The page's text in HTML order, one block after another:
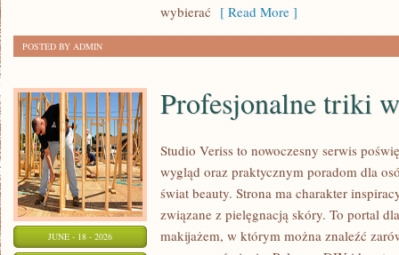
wybierać [ Read More ]
POSTED BY ADMIN
JUNE - 18 - 2026
Profesjonalne triki
Studio Veriss to nowoczesny serwis
wygląd oraz praktycznym poradom dla
świat beauty. Strona ma charakter
związane z pielęgnacją skóry. To portal
makijażem, w którym można znaleźć